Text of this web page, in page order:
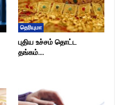
தெரியுமா
புதிய உச்சம் தொட்ட
தங்கம்….